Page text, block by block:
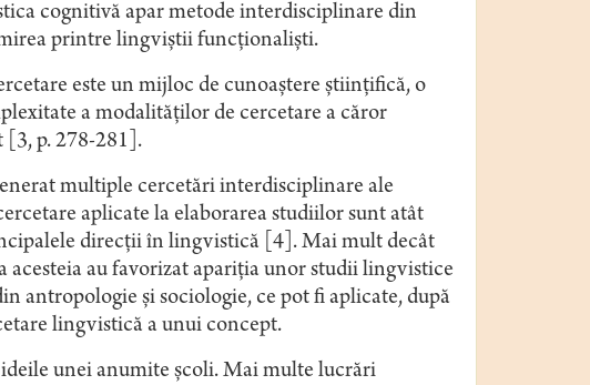
cognitivă apar metode interdisciplinare din
printre lingviştii funcţionalişti.
este un mijloc de cunoaştere ştiinţifică, o
a modalităţilor de cercetare a căror
[3, p. 278-281].
multiple cercetări interdisciplinare ale
aplicate la elaborarea studiilor sunt atât
direcţii în lingvistică [4]. Mai mult decât
au favorizat apariţia unor studii lingvistice
antropologie şi sociologie, ce pot fi aplicate, după
lingvistică a unui concept.
unei anumite şcoli. Mai multe lucrări